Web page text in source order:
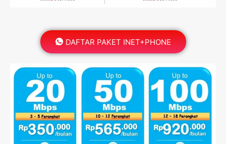
DAFTAR PAKET INET+PHONE